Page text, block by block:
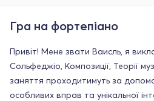
Гра на фортепіано
Привіт! Мене звати Ваисль, я
Сольфеджіо, Композиції, Теорії
заняття проходитимуть за
особливих вправ та унікальної